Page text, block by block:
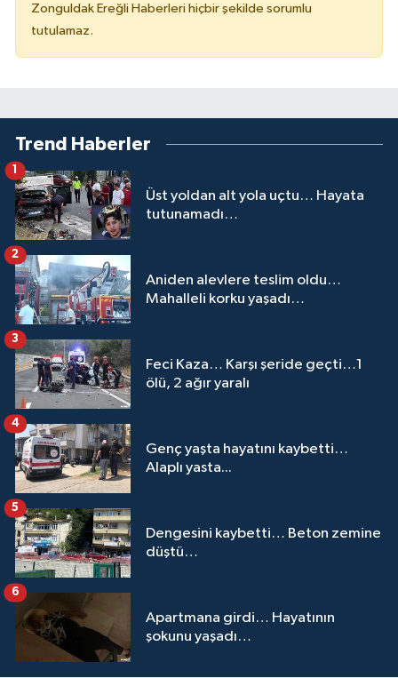
Zonguldak Ereğli Haberleri hiçbir şekilde sorumlu
tutulamaz.
Trend Haberler
Üst yoldan alt yola uçtu… Hayata
tutunamadı…
1
Aniden alevlere teslim oldu…
Mahalleli korku yaşadı…
2
Feci Kaza… Karşı şeride geçti…1
ölü, 2 ağır yaralı
3
Genç yaşta hayatını kaybetti…
Alaplı yasta...
4
Dengesini kaybetti… Beton zemine
düştü…
5
Apartmana girdi… Hayatının
şokunu yaşadı…
6